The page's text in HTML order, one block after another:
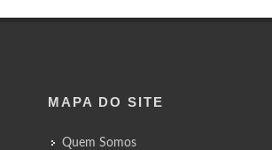
MAPA DO SITE
Quem Somos